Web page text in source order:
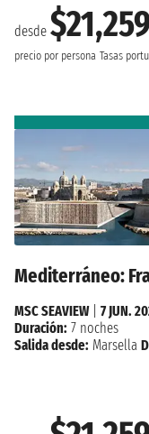
desde
precio por persona Tasas
Mediterráneo:
MSC SEAVIEW| 7 JUN.
Duración: 7 noches
Salida desde: Marsella